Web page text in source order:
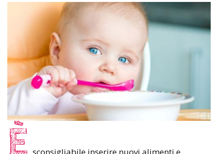
È sconsigliabile inserire nuovi alimenti e